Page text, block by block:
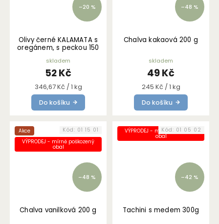
–20 %
Olivy černé KALAMATA s
oregánem, s peckou 150
skladem
52 Kč
Měrná
cena:
346,67 Kč / 1 kg
Do košíku
–48 %
Chalva kakaová 200 g
skladem
49 Kč
Měrná
cena:
245 Kč / 1 kg
Do košíku
Akce
VÝPRODEJ - mírně poškozený
obal
–48 %
Chalva vanilková 200 g
Kód: 01 15 01 VÝPRODEJ - mírně poškozený
obal
–42 %
Tachini s medem 300g
Kód: 01 05 02